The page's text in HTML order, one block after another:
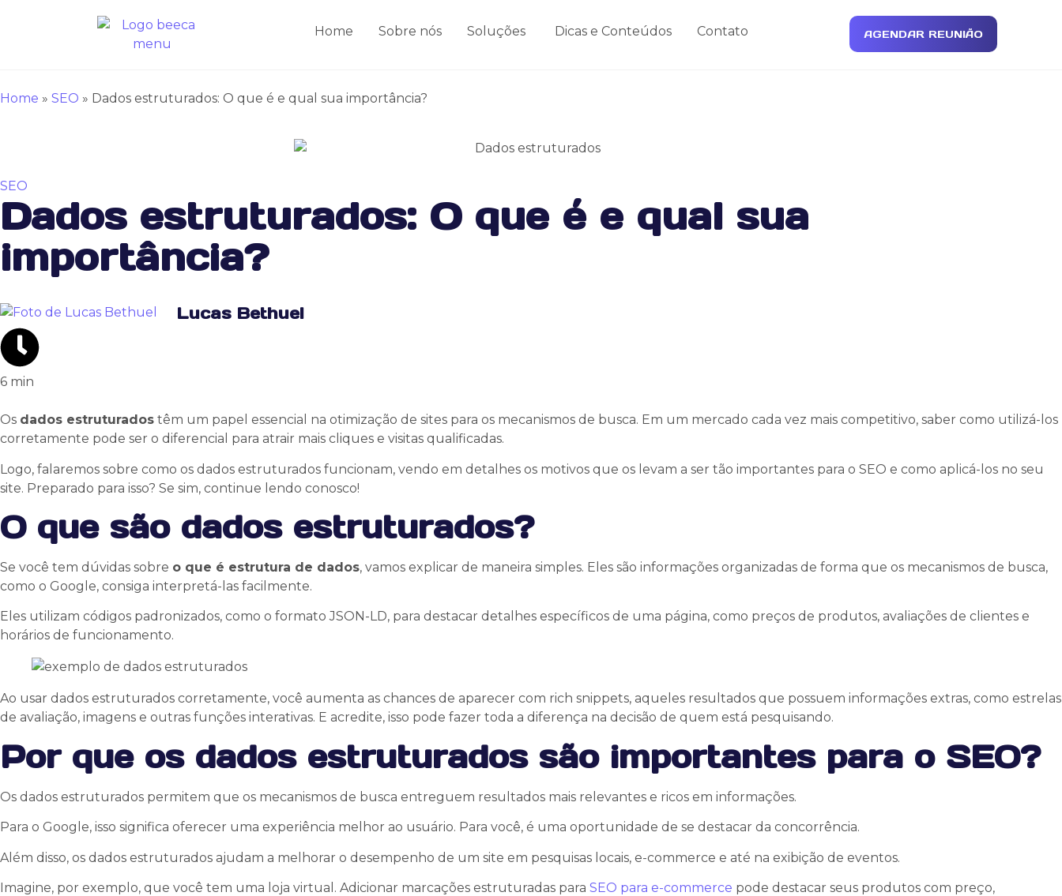
Home Sobre nós Soluções Dicas e Conteúdos Contato AGENDAR REUNIÃO
Home » SEO » Dados estruturados: O que é e qual sua importância?
SEO
Dados estruturados: O que é e qual sua
importância?
Lucas Bethuel
6 min
Os dados estruturados têm um papel essencial na otimização de sites para os mecanismos de busca. Em um mercado cada vez mais competitivo, saber como utilizá-los
corretamente pode ser o diferencial para atrair mais cliques e visitas qualificadas.
Logo, falaremos sobre como os dados estruturados funcionam, vendo em detalhes os motivos que os levam a ser tão importantes para o SEO e como aplicá-los no seu
site. Preparado para isso? Se sim, continue lendo conosco!
O que são dados estruturados?
Se você tem dúvidas sobre o que é estrutura de dados, vamos explicar de maneira simples. Eles são informações organizadas de forma que os mecanismos de busca,
como o Google, consiga interpretá-las facilmente.
Eles utilizam códigos padronizados, como o formato JSON-LD, para destacar detalhes específicos de uma página, como preços de produtos, avaliações de clientes e
horários de funcionamento.
Ao usar dados estruturados corretamente, você aumenta as chances de aparecer com rich snippets, aqueles resultados que possuem informações extras, como estrelas
de avaliação, imagens e outras funções interativas. E acredite, isso pode fazer toda a diferença na decisão de quem está pesquisando.
Por que os dados estruturados são importantes para o SEO?
Os dados estruturados permitem que os mecanismos de busca entreguem resultados mais relevantes e ricos em informações.
Para o Google, isso significa oferecer uma experiência melhor ao usuário. Para você, é uma oportunidade de se destacar da concorrência.
Além disso, os dados estruturados ajudam a melhorar o desempenho de um site em pesquisas locais, e-commerce e até na exibição de eventos.
Imagine, por exemplo, que você tem uma loja virtual. Adicionar marcações estruturadas para SEO para e-commerce pode destacar seus produtos com preço,